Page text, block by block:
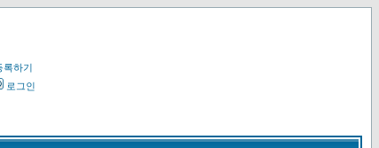
록하기
로그인